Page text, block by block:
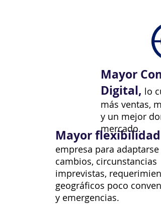
Mayor
Digital, lo
más ventas,
y un mejor
mercado.
Mayor flexibilidad
empresa para adaptarse a
cambios, circunstancias
imprevistas,
geográficos poco
y emergencias.